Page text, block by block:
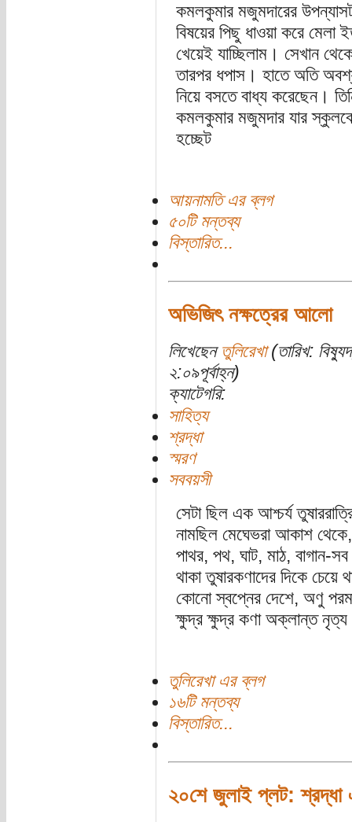
কমলকুমার মজুমদারের
বিষয়ের পিছু ধাওয়া করে মেলা
খেয়েই যাচ্ছিলাম। সেখান
তারপর ধপাস। হাতে অতি
নিয়ে বসতে বাধ্য করেছেন।
কমলকুমার মজুমদার যার
হচ্ছেট
আয়নামতি এর ব্লগ
৫০টি মন্তব্য
বিস্তারিত...
অভিজিৎ নক্ষত্রের আলো
লিখেছেন তুলিরেখা(তারিখ:
২:০৯পূর্বাহ্ন)
ক্যাটেগরি:
সাহিত্য
শ্রদ্ধা
স্মরণ
সববয়সী
সেটা ছিল এক আশ্চর্য
নামছিল মেঘেভরা আকাশ থেকে,
পাথর, পথ, ঘাট, মাঠ, বাগান-
থাকা তুষারকণাদের দিকে
কোনো স্বপ্নের দেশে, অণু
ক্ষুদ্র ক্ষুদ্র কণা অক্লান্ত
তুলিরেখা এর ব্লগ
১৬টি মন্তব্য
বিস্তারিত...
২০শে জুলাই প্লট: শ্রদ্ধা